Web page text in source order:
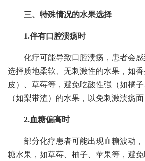
三、特殊情况的水果选择
1.伴有口腔溃疡时
化疗可能导致口腔溃疡，患者会
选择质地柔软、无刺激性的水果，如
皮）、草莓等，避免吃酸性强（如橘
（如梨带渣）的水果，以免刺激溃疡面
2.血糖偏高时
部分化疗患者可能出现血糖波动
糖水果，如草莓、柚子、苹果等，避